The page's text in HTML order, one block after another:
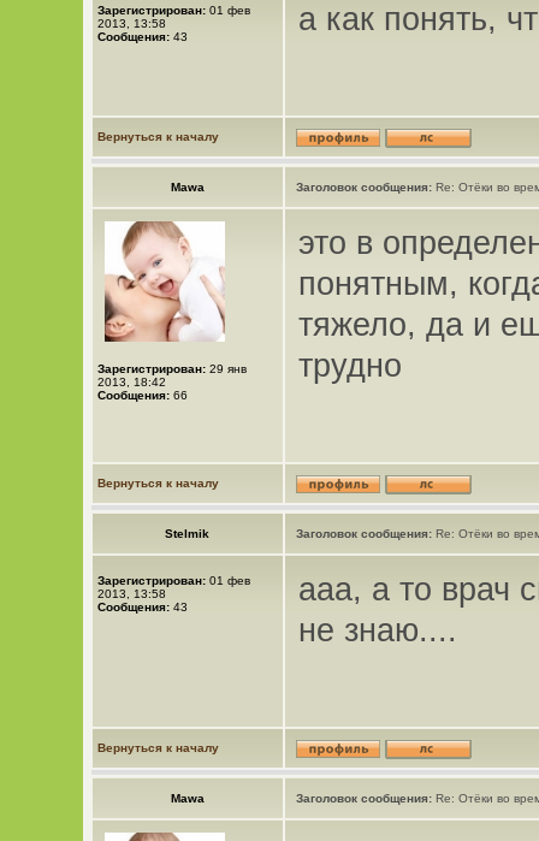
Зарегистрирован:01 фев
2013, 13:58
Сообщения:43 а как понять,
Вернуться к началу
Mawa Заголовок сообщения:Re: Отёки во
Зарегистрирован:29 янв
2013, 18:42
Сообщения:66
это в
понятным,
тяжело, да и
трудно
Вернуться к началу
Stelmik Заголовок сообщения:Re: Отёки во
Зарегистрирован:01 фев
2013, 13:58
Сообщения:43
ааа, а то врач
не знаю....
Вернуться к началу
Mawa Заголовок сообщения:Re: Отёки во